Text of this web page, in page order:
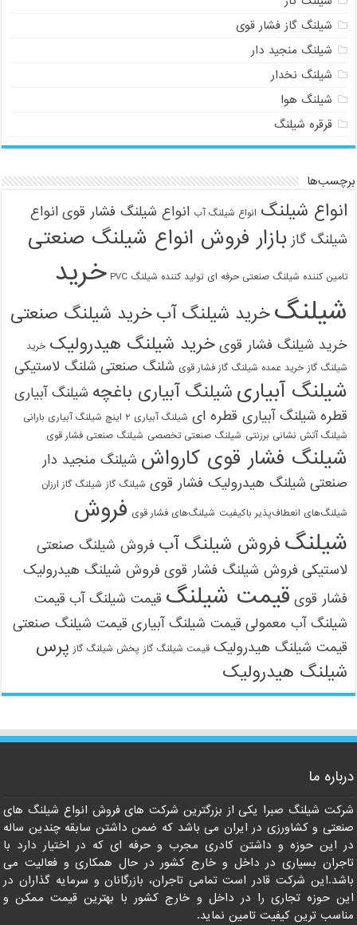
شیلنگ گاز فشار قوی
شیلنگ منجید دار
شیلنگ نخدار
شیلنگ هوا
قرقره شیلنگ
انواع شیلنگ انواع شیلنگ آب انواع شیلنگ فشار قوی انواع
شیلنگ گاز بازار فروش انواع شیلنگ صنعتی
تامین کننده شیلنگ صنعتی حرفه ای تولید کننده شیلنگ PVC
خرید
شیلنگخرید شیلنگ آبخرید شیلنگ صنعتی
خرید شیلنگ فشار قوی خرید شیلنگ هیدرولیک خرید
شیلنگ گاز خرید عمده شیلنگ گاز فشار قوی شلنگ صنعتی شلنگ لاستیکی
شیلنگ آبیاری شیلنگ آبیاری باغچه شیلنگ آبیاری
قطره شیلنگ آبیاری قطره ای شیلنگ آبیاری ۲ اینچ شیلنگ آبیاری بارانی
شیلنگ آتش نشانی برزنتی شیلنگ صنعتی تخصصی شیلنگ صنعتی فشار قوی
شیلنگ فشار قوی کارواش شیلنگ منجید دار
صنعتی شیلنگ هیدرولیک فشار قوی شیلنگ گاز شیلنگ گاز ارزان
شیلنگ‌های انعطاف‌پذیر باکیفیت شیلنگ‌های فشار قوی فروش
شیلنگفروش شیلنگ آب فروش شیلنگ صنعتی
لاستیکی فروش شیلنگ فشار قوی فروش شیلنگ هیدرولیک
فشار قوی قیمت شیلنگ قیمت شیلنگ آب قیمت
شیلنگ آب معمولی قیمت شیلنگ آبیاری قیمت شیلنگ صنعتی
قیمت شیلنگ هیدرولیک قیمت شیلنگ گاز پخش شیلنگ گاز پرس
شیلنگ هیدرولیک
ما
شیلنگ صبرا یکی از بزرگترین شرکت های فروش انواع شیلنگ های
و کشاورزی در ایران می باشد که ضمن داشتن سابقه چندین ساله
این حوزه و داشتن کادری مجرب و حرفه ای که در اختیار دارد با
بسیاری در داخل و خارج کشور در حال همکاری و فعالیت می
شرکت قادر است تمامی تاجران، بازرگانان و سرمایه گذاران در
حوزه تجاری را در داخل و خارج کشور با بهترین قیمت ممکن و
ترین کیفیت تامین نماید.
09121161360